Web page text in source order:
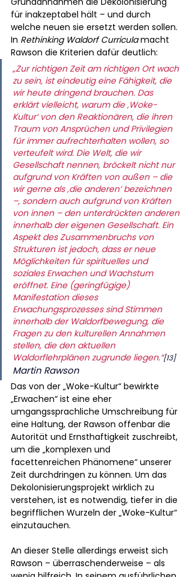
für inakzeptabel hält – und durch
welche neuen sie ersetzt werden sollen.
In Rethinking Waldorf Curricula macht
Rawson die Kriterien dafür deutlich:
„Zur richtigen Zeit am richtigen Ort wach
zu sein, ist eindeutig eine Fähigkeit, die
wir heute dringend brauchen. Das
erklärt vielleicht, warum die ‚Woke-
Kultur‘ von den Reaktionären, die ihren
Traum von Ansprüchen und Privilegien
für immer aufrechterhalten wollen, so
verteufelt wird. Die Welt, die wir
Gesellschaft nennen, bröckelt nicht nur
aufgrund von Kräften von außen – die
wir gerne als ‚die anderen‘ bezeichnen
–, sondern auch aufgrund von Kräften
von innen – den unterdrückten anderen
innerhalb der eigenen Gesellschaft. Ein
Aspekt des Zusammenbruchs von
Strukturen ist jedoch, dass er neue
Möglichkeiten für spirituelles und
soziales Erwachen und Wachstum
eröffnet. Eine (geringfügige)
Manifestation dieses
Erwachungsprozesses sind Stimmen
innerhalb der Waldorfbewegung, die
Fragen zu den kulturellen Annahmen
stellen, die den aktuellen
Waldorflehrplänen zugrunde liegen.“[13]
Martin Rawson
Das von der „Woke-Kultur“ bewirkte
„Erwachen“ ist eine eher
umgangssprachliche Umschreibung für
eine Haltung, der Rawson offenbar die
Autorität und Ernsthaftigkeit zuschreibt,
um die „komplexen und
facettenreichen Phänomene“ unserer
Zeit durchdringen zu können. Um das
Dekolonisierungsprojekt wirklich zu
verstehen, ist es notwendig, tiefer in die
begrifflichen Wurzeln der „Woke-Kultur“
einzutauchen.
An dieser Stelle allerdings erweist sich
Rawson – überraschenderweise – als